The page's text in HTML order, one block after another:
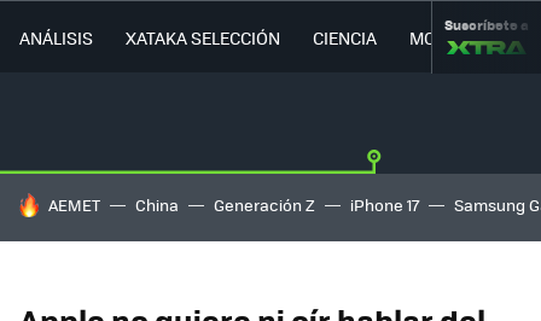
ANÁLISIS XATAKA SELECCIÓN CIENCIA MOVILIDAD
Suscríbete a
HOY SE HABLA DE
AEMET China Generación Z iPhone 17 Samsung